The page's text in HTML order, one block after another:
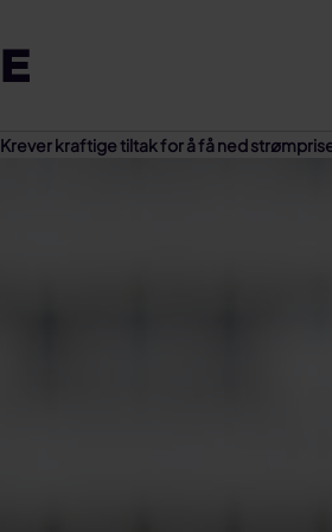
Krever kraftige tiltak for å få ned